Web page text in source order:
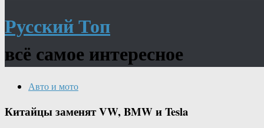
Русский Топ
всё самое интересное
Авто и мото
Китайцы заменят VW, BMW и Tesla